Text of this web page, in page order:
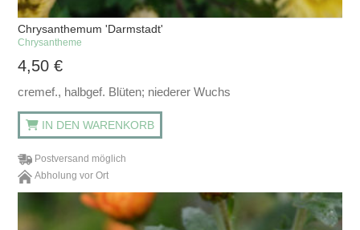
Chrysanthemum 'Darmstadt'
Chrysantheme
4,50€
cremef., halbgef. Blüten; niederer Wuchs
IN DEN WARENKORB
Postversand möglich
Abholung vor Ort